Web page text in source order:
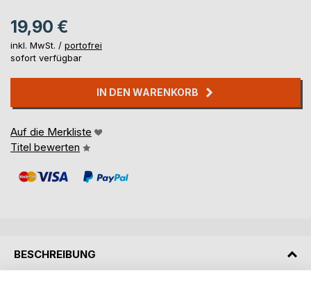
19,90 €
inkl. MwSt. / portofrei
sofort verfügbar
IN DEN WARENKORB
Auf die Merkliste
Titel bewerten
BESCHREIBUNG